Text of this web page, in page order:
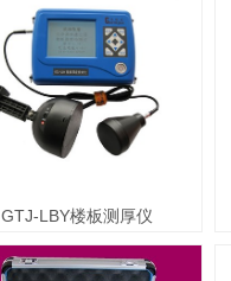
GTJ-LBY楼板测厚仪